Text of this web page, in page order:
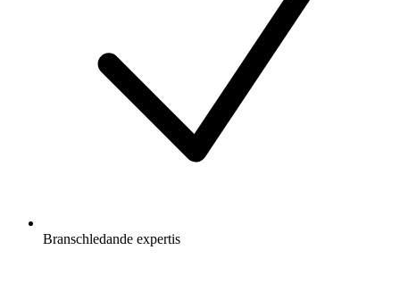
Branschledande expertis